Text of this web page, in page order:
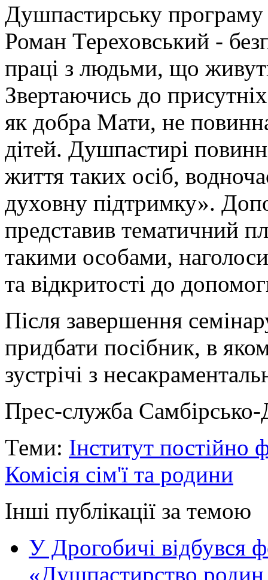
Душпастирську
Роман Тереховський -
праці з людьми, що
Звертаючись до
як добра Мати, не
дітей. Душпастирі
життя таких осіб,
духовну підтримку».
представив тематичний
такими особами,
та відкритості до
Після завершення
придбати посібник, в
зустрічі з
Прес-служба Самбірсько-
Теми: Інститут постійно
Комісія сім'ї та родини
Інші публікації за темою
У Дрогобичі відбувся
«Душпастирство родин